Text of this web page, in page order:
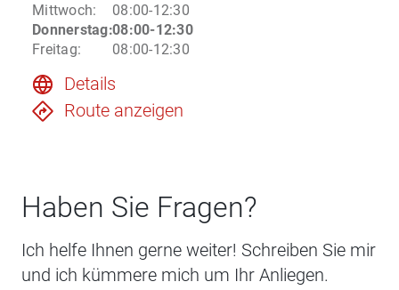
Mittwoch:
08:00-12:30
Donnerstag:08:00-12:30
Freitag: 08:00-12:30
Details
Route anzeigen
Haben Sie Fragen?
Ich helfe Ihnen gerne weiter! Schreiben Sie mir
und ich kümmere mich um Ihr Anliegen.